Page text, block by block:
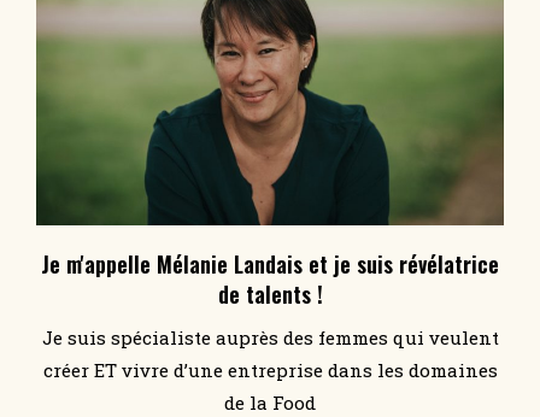
Je m'appelle Mélanie Landais et je suis révélatrice
de talents !
Je suis spécialiste auprès des femmes qui veulent
créer ET vivre d’une entreprise dans les domaines
de la Food